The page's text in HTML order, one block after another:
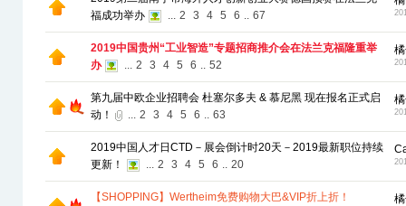
福成功举办
... 2 3 4 5 6 .. 67
2019中国贵州“工业智造”专题招商推介会在法兰克福隆重举
办
... 2 3 4 5 6 .. 52
第九届中欧企业招聘会 杜塞尔多夫 & 慕尼黑 现在报名正式启
动！
... 2 3 4 5 6 .. 63
2019中国人才日CTD－展会倒计时20天－2019最新职位持续
更新！
... 2 3 4 5 6 .. 20
【SHOPPING】Wertheim免费购物大巴&VIP折上折！